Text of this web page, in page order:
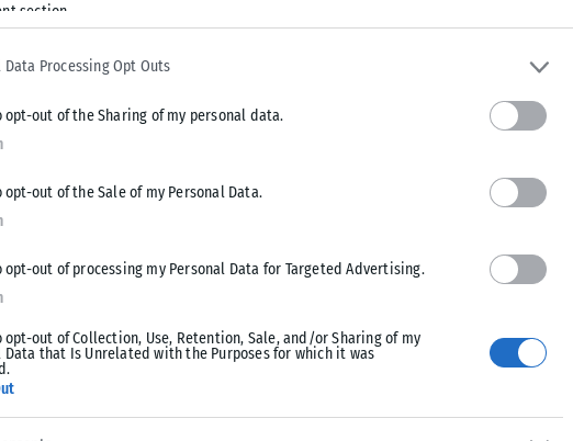
section.
Data Processing Opt Outs
opt-out of the Sharing of my personal data.
opt-out of the Sale of my Personal Data.
opt-out of processing my Personal Data for Targeted Advertising.
opt-out of Collection, Use, Retention, Sale, and/or Sharing of my
Data that Is Unrelated with the Purposes for which it was